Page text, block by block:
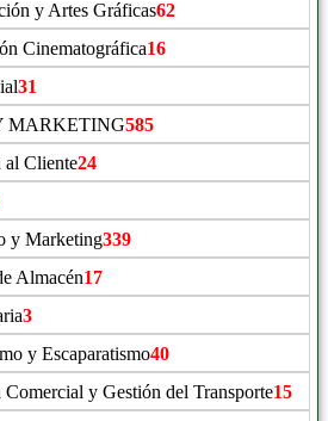
y Artes Gráficas62
Cinematográfica16
31
MARKETING585
al Cliente24
y Marketing339
Almacén17
3
y Escaparatismo40
y Gestión del Transporte15